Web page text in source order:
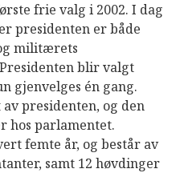
frie valg i 2002. I dag
presidenten er både
militærets
blir valgt
gjenvelges én gang.
presidenten, og den
hos parlamentet.
femte år, og består av
samt 12 høvdinger